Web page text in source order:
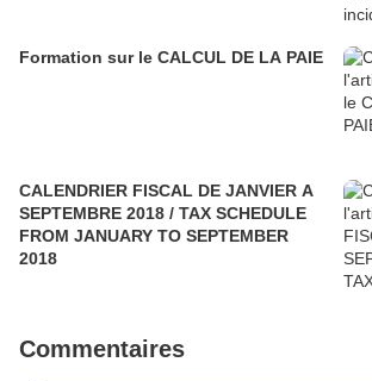
Formation sur le CALCUL DE LA PAIE
CALENDRIER FISCAL DE JANVIER A
SEPTEMBRE 2018 / TAX SCHEDULE
FROM JANUARY TO SEPTEMBER
2018
Commentaires